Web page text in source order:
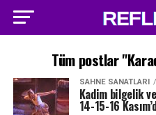
Tüm postlar
SAHNE SANATLARI
Kadim bilgelik
14-15-16